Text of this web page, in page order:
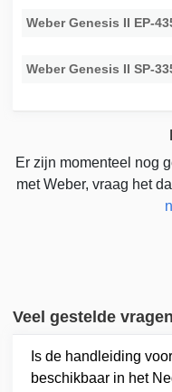
Weber Genesis II EP-
Weber Genesis II SP-
Er zijn momenteel nog
met Weber, vraag het
Veel gestelde vragen
Is de handleiding
beschikbaar in het